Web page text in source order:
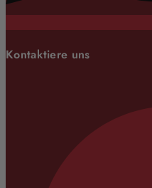
Kontaktiere uns